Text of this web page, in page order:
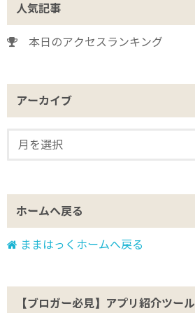
人気記事
本日のアクセスランキング
アーカイブ
ホームへ戻る
ままはっくホームへ戻る
【ブロガー必見】アプリ紹介ツール